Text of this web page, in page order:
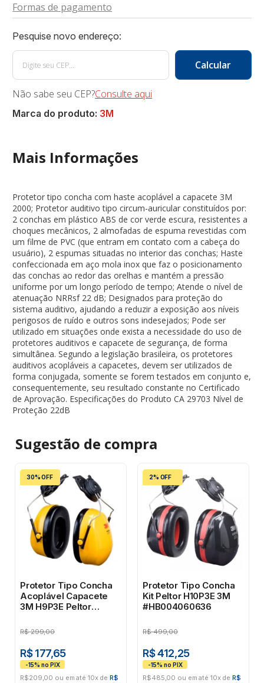
Formas de pagamento
Não sabe seu CEP?Consulte aqui
Marca do produto: 3M
Mais Informações
Protetor tipo concha com haste acoplável a capacete 3M
2000; Protetor auditivo tipo circum-auricular constituídos por:
2 conchas em plástico ABS de cor verde escura, resistentes a
choques mecânicos, 2 almofadas de espuma revestidas com
um filme de PVC (que entram em contato com a cabeça do
usuário), 2 espumas situadas no interior das conchas; Haste
confeccionada em aço mola inox que faz o posicionamento
das conchas ao redor das orelhas e mantém a pressão
uniforme por um longo período de tempo; Atende o nível de
atenuação NRRsf 22 dB; Designados para proteção do
sistema auditivo, ajudando a reduzir a exposição aos níveis
perigosos de ruído e outros sons indesejados; Pode ser
utilizado em situações onde exista a necessidade do uso de
protetores auditivos e capacete de segurança, de forma
simultânea. Segundo a legislação brasileira, os protetores
auditivos acopláveis a capacetes, devem ser utilizados de
forma conjugada, somente se forem testados em conjunto e,
consequentemente, seu resultado constante no Certificado
de Aprovação. Especificações do Produto CA 29703 Nível de
Proteção 22dB
Sugestão de compra
30% OFF
Protetor Tipo Concha
Acoplável Capacete
3M H9P3E Peltor
R$ 299,00
R$ 177,65
R$209,00 ou em até 10x deR$
2% OFF
Protetor Tipo Concha
Kit Peltor H10P3E 3M
#HB004060636
R$ 499,00
R$ 412,25
R$485,00 ou em até 10x deR$